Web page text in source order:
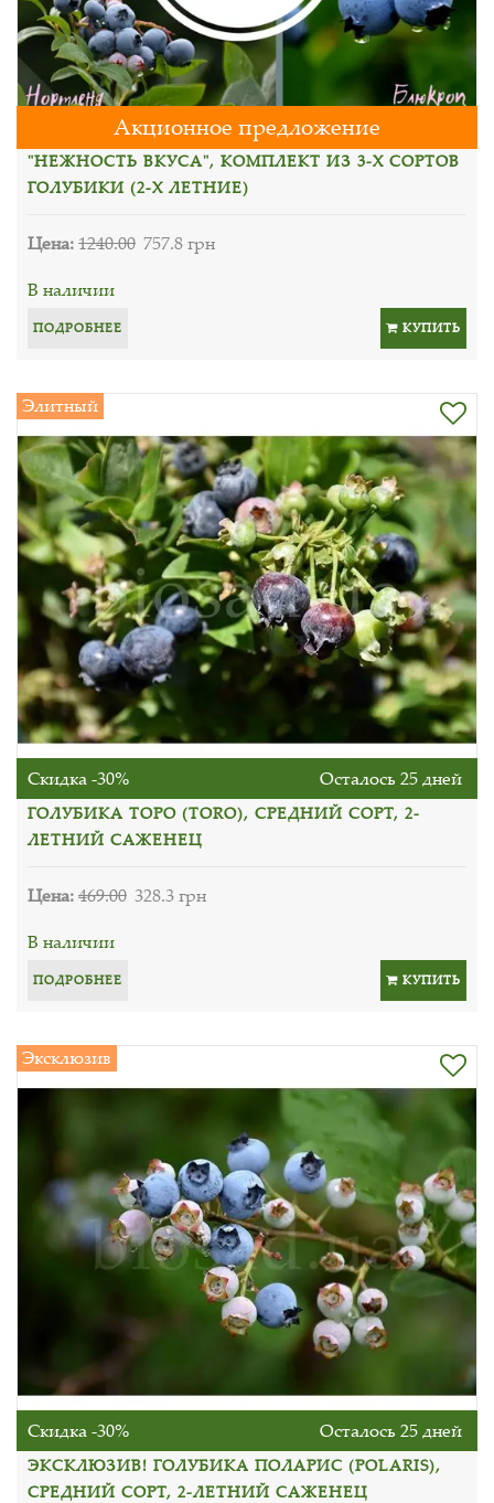
Акционное предложение
"НЕЖНОСТЬ ВКУСА", КОМПЛЕКТ ИЗ 3-Х СОРТОВ
ГОЛУБИКИ (2-Х ЛЕТНИЕ)
Цена:1240.00 757.8 грн
В наличии
ПОДРОБНЕЕ КУПИТЬ
Элитный
Скидка -30% Осталось 25 дней
ГОЛУБИКА ТОРО (TORO), СРЕДНИЙ СОРТ, 2-
ЛЕТНИЙ САЖЕНЕЦ
Цена:469.00 328.3 грн
В наличии
ПОДРОБНЕЕ КУПИТЬ
Эксклюзив
Скидка -30% Осталось 25 дней
ЭКСКЛЮЗИВ! ГОЛУБИКА ПОЛАРИС (POLARIS),
СРЕДНИЙ СОРТ, 2-ЛЕТНИЙ САЖЕНЕЦ